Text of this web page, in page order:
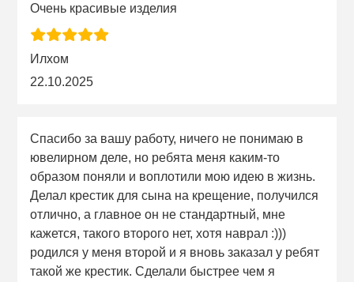
Очень красивые изделия
Илхом
22.10.2025
Спасибо за вашу работу, ничего не понимаю в
ювелирном деле, но ребята меня каким-то
образом поняли и воплотили мою идею в жизнь.
Делал крестик для сына на крещение, получился
отлично, а главное он не стандартный, мне
кажется, такого второго нет, хотя наврал :)))
родился у меня второй и я вновь заказал у ребят
такой же крестик. Сделали быстрее чем я